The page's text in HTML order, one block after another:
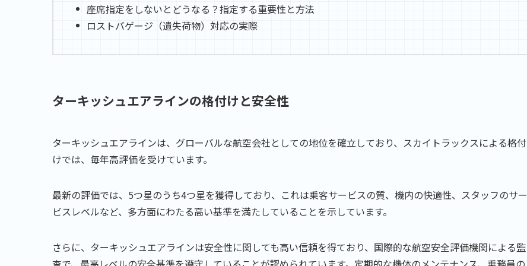
座席指定をしないとどうなる？指定する重要性と方法
ロストバゲージ（遺失荷物）対応の実際
ターキッシュエアラインの格付けと安全性
ターキッシュエアラインは、グローバルな航空会社としての地位を確立しており、スカイトラックスによる格付
けでは、毎年高評価を受けています。
最新の評価では、5つ星のうち4つ星を獲得しており、これは乗客サービスの質、機内の快適性、スタッフのサー
ビスレベルなど、多方面にわたる高い基準を満たしていることを示しています。
さらに、ターキッシュエアラインは安全性に関しても高い信頼を得ており、国際的な航空安全評価機関による監